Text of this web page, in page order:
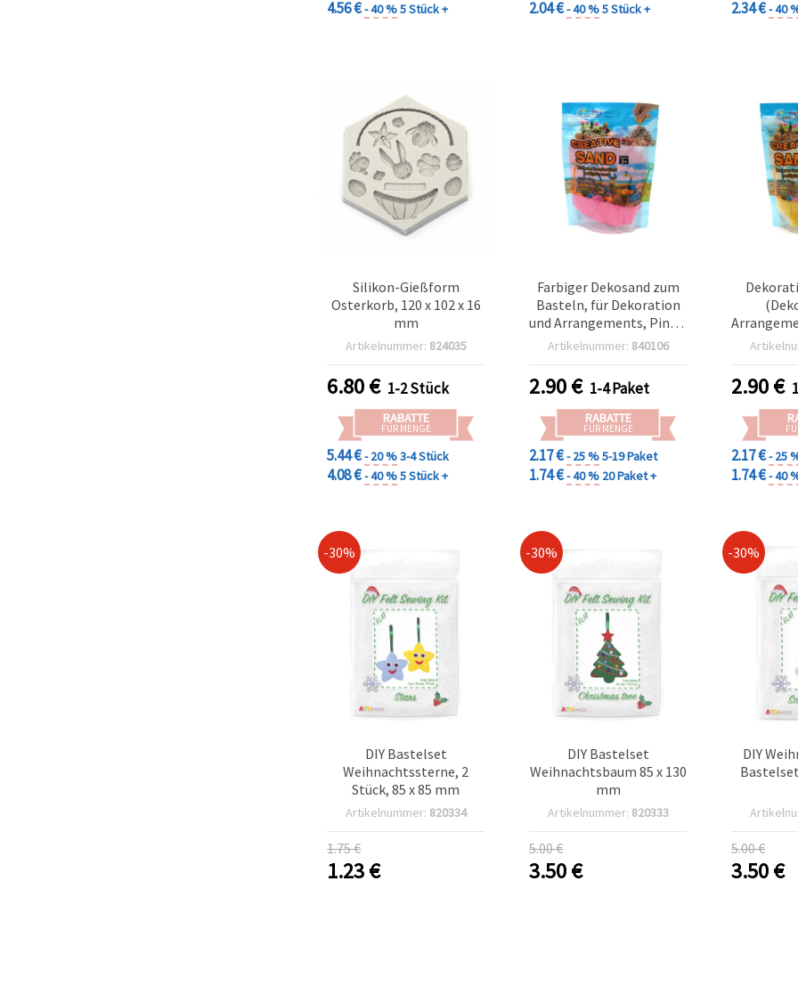
4.56 €- 40 %5 Stück + 2.04 €- 40 %5 Stück + 2.34 €- 40
Silikon-Gießform
Osterkorb, 120 x 102 x 16
mm
Artikelnummer: 824035
6.80€ 1-2 Stück
RABATTE
FÜR MENGE
5.44 €- 20 %3-4 Stück
4.08 €- 40 %5 Stück +
Farbiger Dekosand zum
Basteln, für Dekoration
und Arrangements, Pink –
500 g
Artikelnummer: 840106
2.90€ 1-4 Paket
RABATTE
FÜR MENGE
2.17 €- 25 %5-19 Paket
1.74 €- 40 % 20 Paket +
2.90€
2.17 €- 25
1.74 €- 40
-30%
DIY Bastelset
Weihnachtssterne, 2
Stück, 85 x 85 mm
Artikelnummer: 820334
1.75 €
1.23€
-30%
DIY Bastelset
Weihnachtsbaum 85 x 130
mm
Artikelnummer: 820333
5.00 €
3.50€
-30%
DIY
5.00 €
3.50€